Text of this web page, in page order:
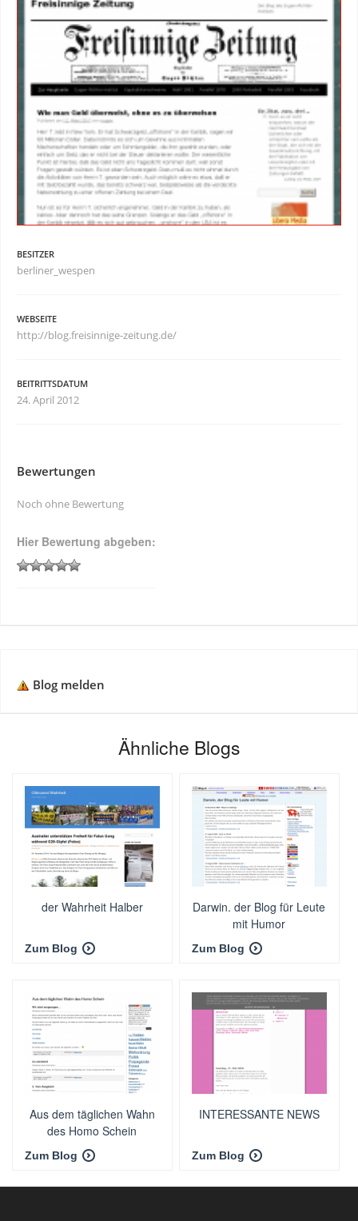
BESITZER
berliner_wespen
WEBSEITE
http://blog.freisinnige-zeitung.de/
BEITRITTSDATUM
24. April 2012
Bewertungen
Noch ohne Bewertung
Hier Bewertung abgeben:
Blog melden
Ähnliche Blogs
der Wahrheit Halber
Zum Blog
Darwin. der Blog für Leute
mit Humor
Zum Blog
Aus dem täglichen Wahn
des Homo Schein
Zum Blog
INTERESSANTE NEWS
Zum Blog